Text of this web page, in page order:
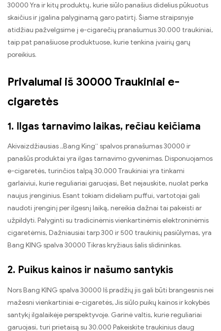
30000 Yra ir kitų produktų, kurie siūlo panašius didelius pūkuotus
skaičius ir įgalina palyginamą garo patirtį. Šiame straipsnyje
atidžiau pažvelgsime į e-cigarečių pranašumus 30.000 traukiniai,
taip pat panašiuose produktuose, kurie tenkina įvairių garų
poreikius.
Privalumai iš 30000 Traukiniai e-
cigaretės
1. Ilgas tarnavimo laikas, rečiau keičiama
Akivaizdžiausias „Bang King“ spalvos pranašumas 30000 ir
panašūs produktai yra ilgas tarnavimo gyvenimas. Disponuojamos
e-cigaretės, turinčios talpą 30.000 Traukiniai yra tinkami
garlaiviui, kurie reguliariai garuojasi, Bet nejauskite, nuolat perka
naujus įrenginius. Esant tokiam dideliam puffui, vartotojai gali
naudoti įrenginį per ilgesnį laiką, nereikia dažnai tai pakeisti ar
užpildyti. Palyginti su tradicinėmis vienkartinėmis elektroninėmis
cigaretėmis, Dažniausiai tarp 300 ir 500 traukinių pasiūlymas, yra
Bang KING spalva 30000 Tikras kryžiaus šalis slidininkas.
2. Puikus kainos ir našumo santykis
Nors Bang KING spalva 30000 Iš pradžių jis gali būti brangesnis nei
mažesni vienkartiniai e-cigaretės, Jis siūlo puikų kainos ir kokybės
santykį ilgalaikėje perspektyvoje. Garinė valtis, kurie reguliariai
garuojasi, turi prietaisą su 30.000 Pakeiskite traukinius daug